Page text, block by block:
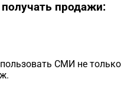
продажи:
СМИ не только